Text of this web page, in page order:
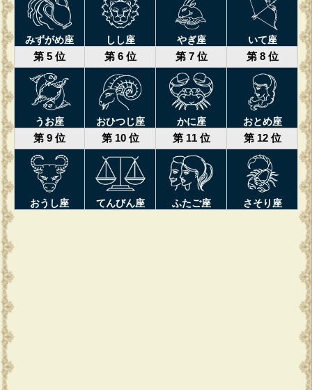
みずがめ座 しし座 やぎ座 いて座
第 5 位 第 6 位 第 7 位 第 8 位
うお座 おひつじ座 かに座 おとめ座
第 9 位 第 10 位 第 11 位 第 12 位
おうし座 てんびん座 ふたご座 さそり座